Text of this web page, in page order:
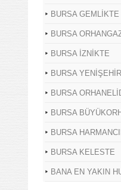
BURSA GEMLİKTE
BURSA
BURSA İZNİKTE
BURSA
BURSA
BURSA
BURSA
BURSA KELESTE
BANA EN YAKIN